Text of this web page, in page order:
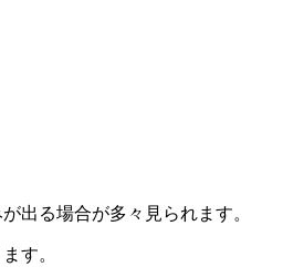
出る場合が多々見られます。
す。